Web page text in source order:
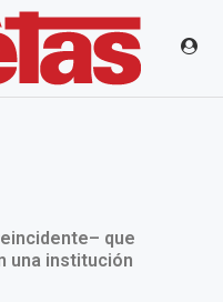
que
una institución